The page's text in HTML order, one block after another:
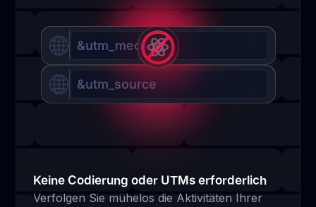
&utm_medium
&utm_source
Keine Codierung oder UTMs erforderlich
Verfolgen Sie mühelos die Aktivitäten Ihrer